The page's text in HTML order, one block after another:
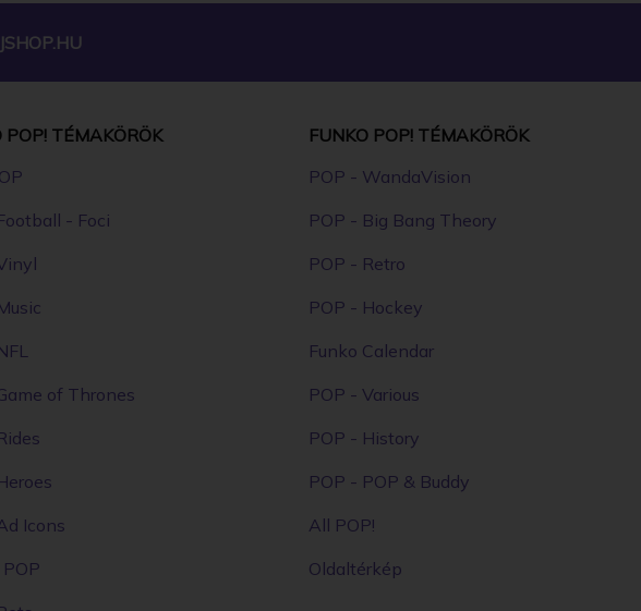
POP! TÉMAKÖRÖK
- Foci
of Thrones
Icons
FUNKO POP! TÉMAKÖRÖK
POP - WandaVision
POP - Big Bang Theory
POP - Retro
POP - Hockey
Funko Calendar
POP - Various
POP - History
POP - POP & Buddy
All POP!
Oldaltérkép